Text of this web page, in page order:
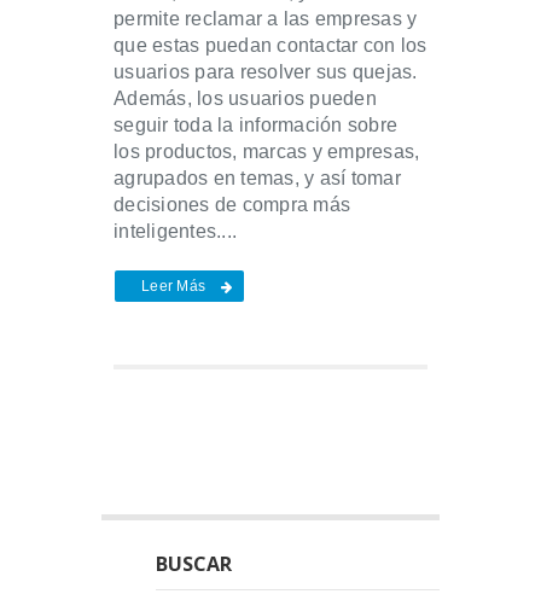
permite reclamar a las empresas y
que estas puedan contactar con los
usuarios para resolver sus quejas.
Además, los usuarios pueden
seguir toda la información sobre
los productos, marcas y empresas,
agrupados en temas, y así tomar
decisiones de compra más
inteligentes....
Leer Más
BUSCAR